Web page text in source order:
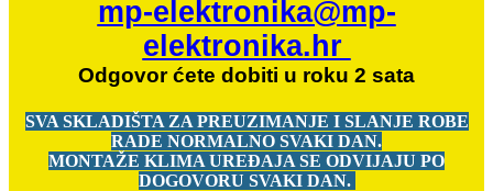
mp-elektronika@mp-
elektronika.hr
Odgovor ćete dobiti u roku 2 sata
SVA SKLADIŠTA ZA PREUZIMANJE I SLANJE ROBE
RADE NORMALNO SVAKI DAN.
MONTAŽE KLIMA UREĐAJA SE ODVIJAJU PO
DOGOVORU SVAKI DAN.